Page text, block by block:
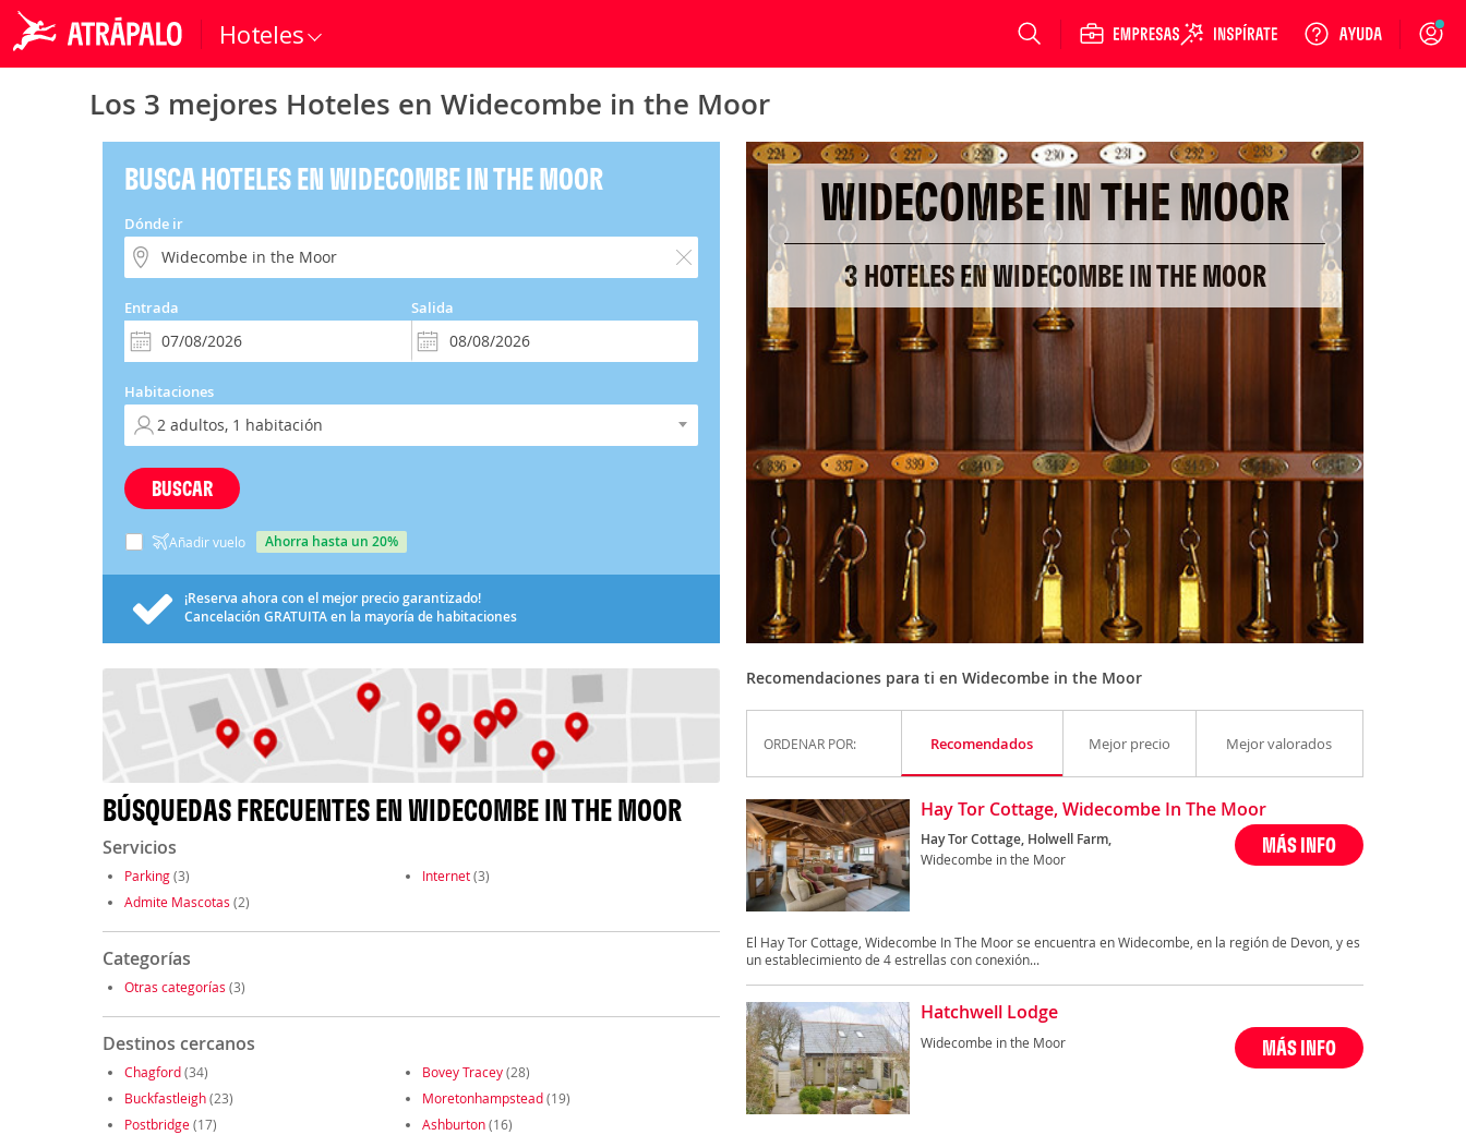
Hoteles Login
Los 3 mejores Hoteles en Widecombe in the Moor
BUSCA HOTELES EN WIDECOMBE IN THE MOOR
Dónde ir
Entrada Salida
Habitaciones
BUSCAR
Añadir vuelo ahorra hasta un 20%
¡Reserva ahora con el mejor precio garantizado!
Cancelación GRATUITAen la mayoría de habitaciones
BÚSQUEDAS FRECUENTES EN WIDECOMBE IN THE MOOR
Servicios
Parking(3) Internet(3)
Admite Mascotas (2)
Categorías
Otras categorías (3)
Destinos cercanos
Chagford(34) Bovey Tracey(28)
Buckfastleigh(23) Moretonhampstead(19)
Postbridge(17) Ashburton(16)
WIDECOMBE IN THE MOOR
3 HOTELES EN WIDECOMBE IN THE MOOR
Recomendaciones para ti en Widecombe in the Moor
ORDENAR POR: Recomendados Mejor precio Mejor valorados
Hay Tor Cottage, Widecombe In The Moor
Hay Tor Cottage, Holwell Farm,
Widecombe in the Moor
MÁS INFO
El Hay Tor Cottage, Widecombe In The Moor se encuentra en Widecombe, en la región de Devon, y es
un establecimiento de 4 estrellas con conexión...
Hatchwell Lodge
Widecombe in the Moor MÁS INFO